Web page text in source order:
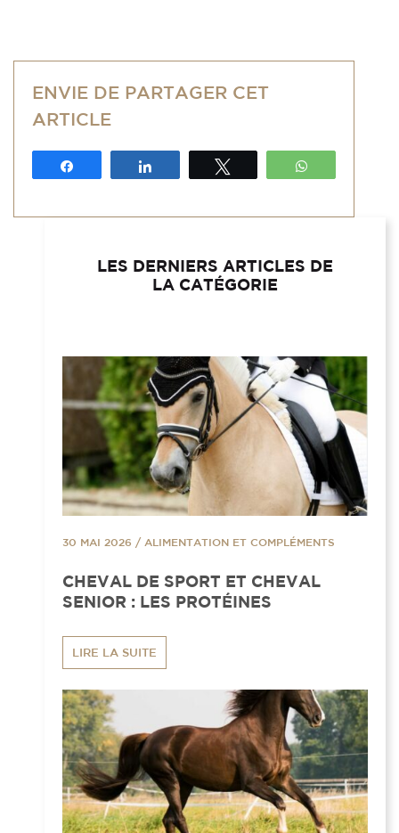
ENVIE DE PARTAGER CET
ARTICLE
LES DERNIERS ARTICLES DE
LA CATÉGORIE
30 MAI 2026 / ALIMENTATION ET COMPLÉMENTS
CHEVAL DE SPORT ET CHEVAL
SENIOR : LES PROTÉINES
LIRE LA SUITE